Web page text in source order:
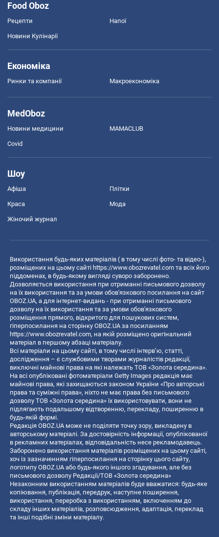
Food Oboz
Рецепти Напої
Новини Кулінарії
Економіка
Ринки та компанії Макроекономіка
MedOboz
Новини медицини MAMACLUB
Covid
Шоу
Афіша Плітки
Краса Мода
Жіночий журнал
Використання будь-яких матеріалів ( в тому числі фото- та відео-),
розміщених на цьому сайті https://www.obozrevatel.com та всіх його
піддоменах, в будь-якому вигляді суворо заборонено.
Дозволяється використання при отриманні письмового дозволу
на їх використання та за умови обов'язкового посилання на сайт
OBOZ.UA, а для інтернет-видань - при отриманні письмового
дозволу на їх використання та за умови обов'язкового
розміщення прямого, відкритого для пошукових систем,
гіперпосилання на сторінку OBOZ.UA за посиланням
https://www.obozrevatel.com, на якій розміщено оригінальний
матеріал в першому абзаці матеріалу.
Всі матеріали на цьому сайті, в тому числі інтерв’ю, статті,
дослідження – є службовими творами журналістів редакції,
виключні майнові права на які належать ТОВ «Золота середина».
На всі опубліковані фотоматеріали Getty Images редакція має
майнові права, які захищаються законом України «Про авторські
права та суміжні права», ніхто не має права без письмового
дозволу ТОВ «Золота середина» їх використовувати, вони не
підлягають подальшому відтворенню, перекладу, поширенню в
будь-якій формі.
Редакція OBOZ.UA може не поділяти точку зору, викладену в
авторському матеріалі. За достовірність інформації, опублікованої
в рекламних матеріалах, відповідальність несе рекламодавець.
Заборонено використання матеріалів розміщених на цьому сайті,
хоч із зазначенням гіперпосилання на сторінку цього сайту,
логотипу OBOZ.UA або будь-якого іншого згадування, але без
письмового дозволу Редакції/ТОВ «Золота середина»
Незаконним використанням матеріалів буде вважатися: будь-яке
копiювання, публiкацiя, передрук, наступне поширення,
використання, переробка з використанням, включенням до
складу інших матеріалів, розповсюдження, адаптація, переклад
та інші подібні зміни матеріалу.